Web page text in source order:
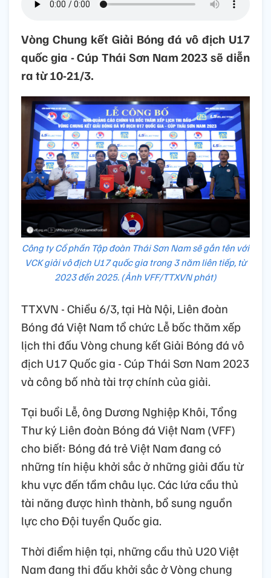
Vòng Chung kết Giải Bóng đá vô địch U17
quốc gia - Cúp Thái Sơn Nam 2023 sẽ diễn
ra từ 10-21/3.
Công ty Cổ phần Tập đoàn Thái Sơn Nam sẽ gắn tên với
VCK giải vô địch U17 quốc gia trong 3 năm liên tiếp, từ
2023 đến 2025. (Ảnh VFF/TTXVN phát)
TTXVN - Chiều 6/3, tại Hà Nội, Liên đoàn
Bóng đá Việt Nam tổ chức Lễ bốc thăm xếp
lịch thi đấu Vòng chung kết Giải Bóng đá vô
địch U17 Quốc gia - Cúp Thái Sơn Nam 2023
và công bố nhà tài trợ chính của giải.
Tại buổi Lễ, ông Dương Nghiệp Khôi, Tổng
Thư ký Liên đoàn Bóng đá Việt Nam (VFF)
cho biết: Bóng đá trẻ Việt Nam đang có
những tín hiệu khởi sắc ở những giải đấu từ
khu vực đến tầm châu lục. Các lứa cầu thủ
tài năng được hình thành, bổ sung nguồn
lực cho Đội tuyển Quốc gia.
Thời điểm hiện tại, những cầu thủ U20 Việt
Nam đang thi đấu khởi sắc ở Vòng chung